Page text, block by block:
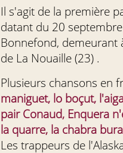
Il s'agit de la première
datant du 20
Bonnefond, demeurant
de La Nouaille (23) .
Plusieurs chansons en
maniguet, lo boçut,
pair Conaud, Enquera
la quarre, la chabra
Les trappeurs de